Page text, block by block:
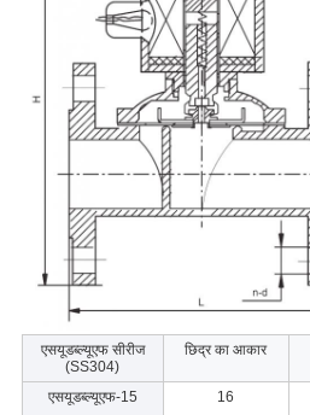
एसयूडब्ल्यूएफ सीरीज
(SS304)
छिद्र का आकार
एसयूडब्ल्यूएफ-15 16